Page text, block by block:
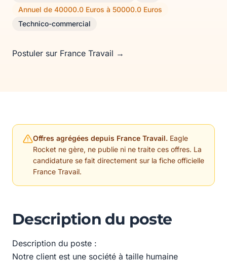
Annuel de 40000.0 Euros à 50000.0 Euros
Technico-commercial
Postuler sur France Travail →
Offres agrégées depuis France Travail. Eagle
Rocket ne gère, ne publie ni ne traite ces offres. La
candidature se fait directement sur la fiche officielle
France Travail.
Description du poste
Description du poste :
Notre client est une société à taille humaine